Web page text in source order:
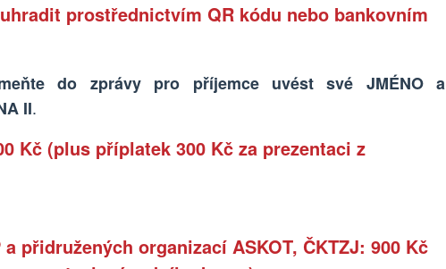
prostřednictvím QR kódu nebo bankovním
do zprávy pro příjemce uvést své JMÉNO a
II.
Kč (plus příplatek 300 Kč za prezentaci z
přidružených organizací ASKOT, ČKTZJ: 900 Kč